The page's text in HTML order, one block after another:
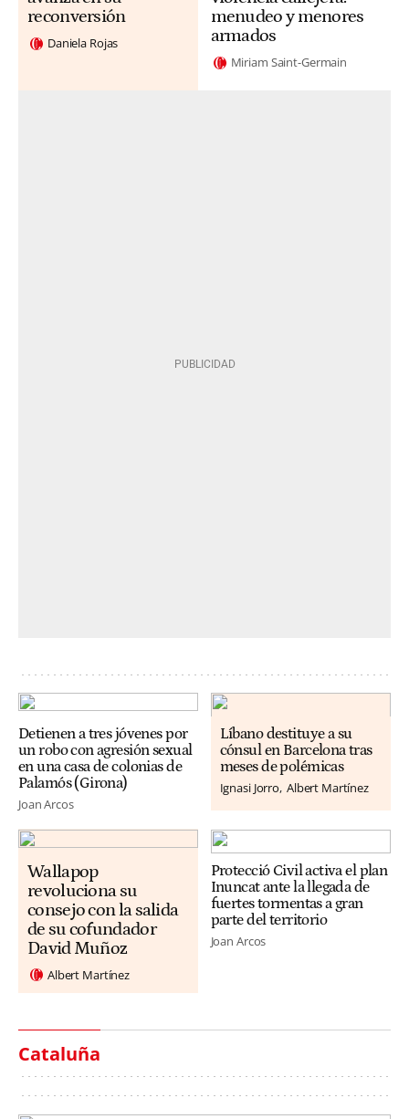
reconversión
Daniela Rojas
menudeo y menores
armados
Miriam Saint-Germain
Detienen a tres jóvenes por
un robo con agresión sexual
en una casa de colonias de
Palamós (Girona)
Joan Arcos
Líbano destituye a su
cónsul en Barcelona tras
meses de polémicas
Ignasi Jorro Albert Martínez
Wallapop
revoluciona su
consejo con la salida
de su cofundador
David Muñoz
Albert Martínez
Protecció Civil activa el plan
Inuncat ante la llegada de
fuertes tormentas a gran
parte del territorio
Joan Arcos
Cataluña